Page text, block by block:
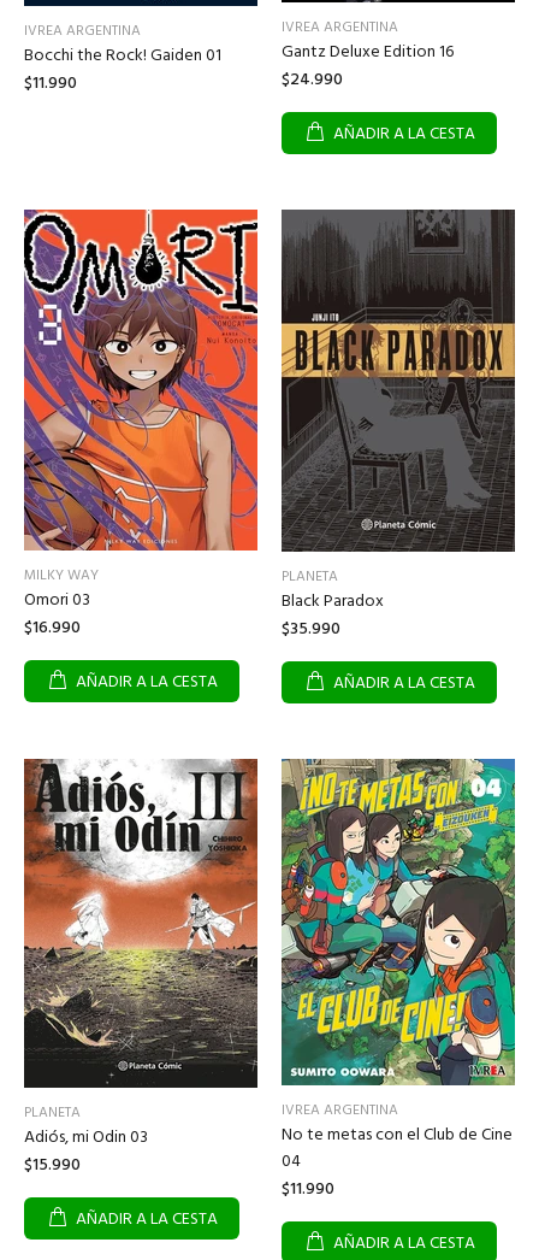
IVREA ARGENTINA
Bocchi the Rock! Gaiden 01
$11.990
IVREA ARGENTINA
Gantz Deluxe Edition 16
$24.990
AÑADIR A LA CESTA
MILKY WAY
Omori 03
$16.990
AÑADIR A LA CESTA
PLANETA
Black Paradox
$35.990
AÑADIR A LA CESTA
PLANETA
Adiós, mi Odin 03
$15.990
AÑADIR A LA CESTA
IVREA ARGENTINA
No te metas con el Club de Cine
04
$11.990
AÑADIR A LA CESTA